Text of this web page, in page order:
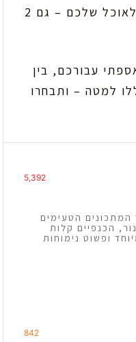
להשקיע בו לא פחות ממתכון רגיל, אוכל דורש אהבה, ושתתנו אהבה לאוכל שלכם – גם 2
עבורכם, בין
למטה – ותבחרו
5,392
המתכונים הטעימים
הכנפיים קלות
ופשוט נימוחות
842